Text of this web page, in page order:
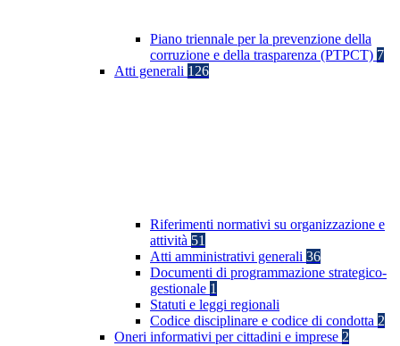
Piano triennale per la prevenzione della
corruzione e della trasparenza (PTPCT) 7
Atti generali 126
Riferimenti normativi su organizzazione e
attività 51
Atti amministrativi generali 36
Documenti di programmazione strategico-
gestionale 1
Statuti e leggi regionali
Codice disciplinare e codice di condotta 2
Oneri informativi per cittadini e imprese 2